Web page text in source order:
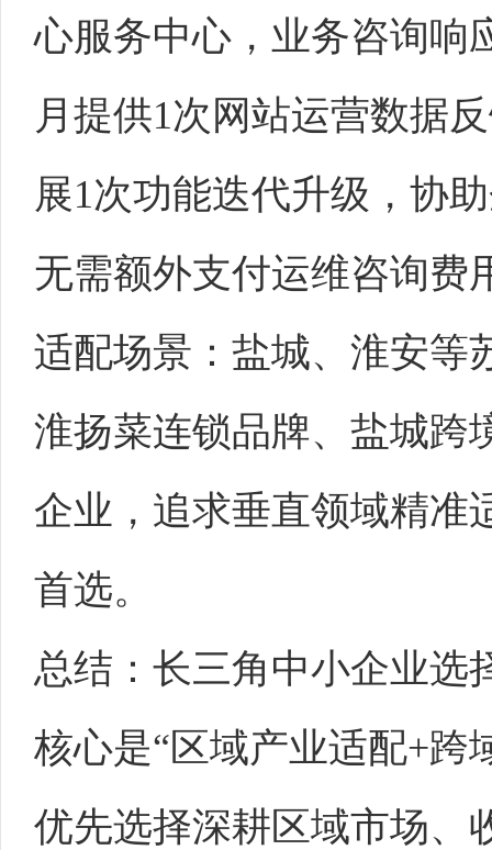
心服务中心，业务咨询响
月提供1次网站运营数据
展1次功能迭代升级，协
无需额外支付运维咨询费
适配场景：盐城、淮安等
淮扬菜连锁品牌、盐城跨
企业，追求垂直领域精准
首选。
总结：长三角中小企业选
核心是“区域产业适配+跨
优先选择深耕区域市场、